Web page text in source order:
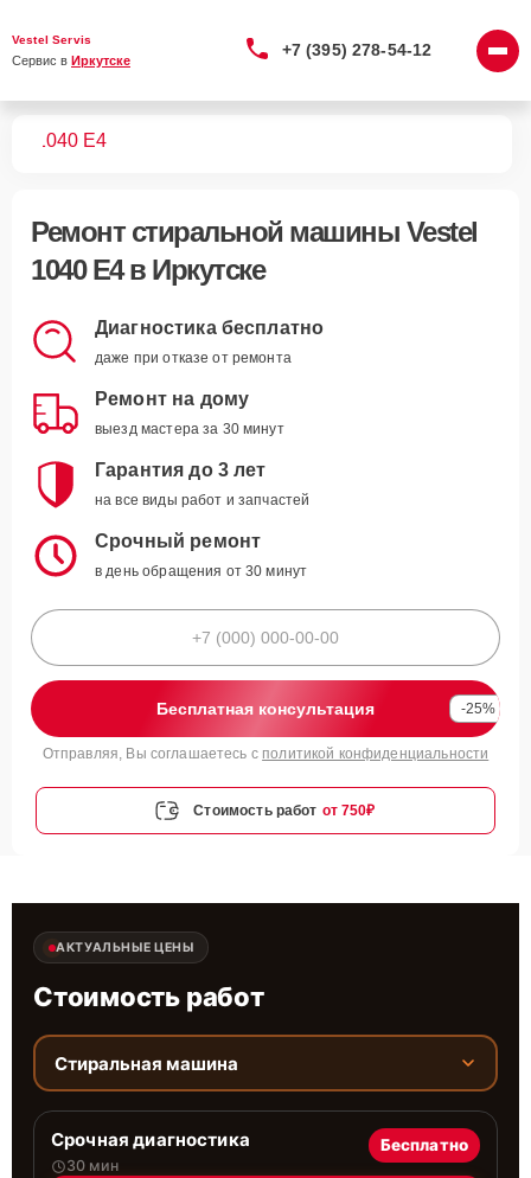
Vestel Servis
Сервис в Иркутске
+7 (395) 278-54-12
1040 E4
Ремонт стиральной машины Vestel
1040 E4в Иркутске
Диагностика бесплатно
даже при отказе от ремонта
Ремонт на дому
выезд мастера за 30 минут
Гарантия до 3 лет
на все виды работ и запчастей
Срочный ремонт
в день обращения от 30 минут
Бесплатная консультация -25%
Отправляя, Вы соглашаетесь с политикой конфиденциальности
Стоимость работ от 750₽
АКТУАЛЬНЫЕ ЦЕНЫ
Стоимость работ
Стиральная машина
Срочная диагностика
30 мин
Бесплатно